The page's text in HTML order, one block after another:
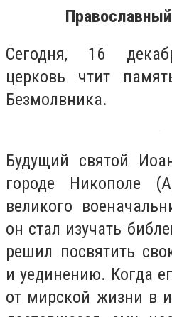
Сегодня, 16
церковь чтит
Безмолвника.
Будущий святой
городе Никополе
великого
он стал изучать
решил посвятить
и уединению. Когда
от мирской жизни в